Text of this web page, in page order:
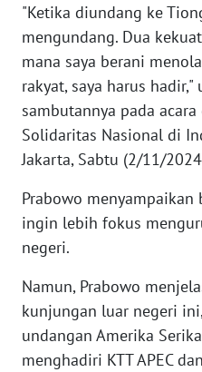
"Ketika diundang ke
mengundang. Dua
mana saya berani
rakyat, saya harus
sambutannya pada
Solidaritas Nasional di
Jakarta, Sabtu (2/11/
Prabowo menyampaikan
ingin lebih fokus
negeri.
Namun, Prabowo
kunjungan luar negeri
undangan Amerika
menghadiri KTT APEC
DISCLAIMER
Wahana
News
Regional
WN
SUMUT
JAKARTA
WN
JABAR